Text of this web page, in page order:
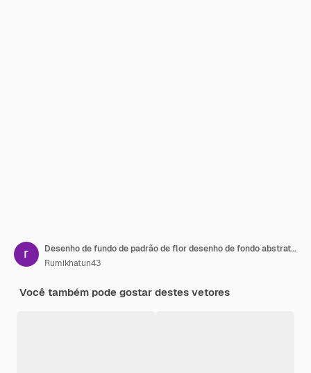
Desenho de fundo de padrão de flor desenho de fondo abstrato desenho de plano de fundo desenho de pano de fundo de flor
Rumikhatun43
Você também pode gostar destes vetores